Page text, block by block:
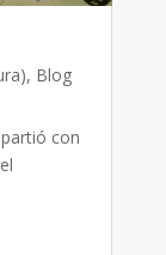
, Blog
con